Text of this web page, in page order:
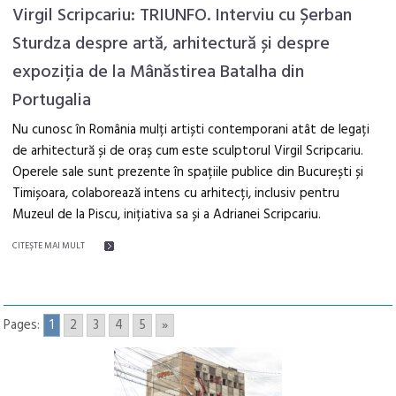
Virgil Scripcariu: TRIUNFO. Interviu cu Șerban
Sturdza despre artă, arhitectură și despre
expoziția de la Mânăstirea Batalha din
Portugalia
Nu cunosc în România mulți artiști contemporani atât de legați
de arhitectură și de oraș cum este sculptorul Virgil Scripcariu.
Operele sale sunt prezente în spațiile publice din București și
Timișoara, colaborează intens cu arhitecți, inclusiv pentru
Muzeul de la Piscu, inițiativa sa și a Adrianei Scripcariu.
CITEŞTE MAI MULT
Pages: 1 2 3 4 5 »